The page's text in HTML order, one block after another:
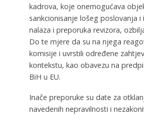
kadrova, koje onemogućava
sankcionisanje lošeg poslovanja i
nalaza i preporuka revizora,
Do te mjere da su na njega
komisije i uvrstili određene
kontekstu, kao obavezu na
BiH u EU.
Inače preporuke su date za
navedenih nepravilnosti i